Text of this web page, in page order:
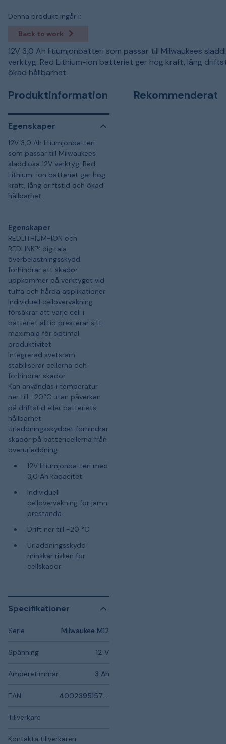
Denna produkt ingår i:
Back to work
12V 3,0 Ah litiumjonbatteri som passar till Milwaukees
verktyg. Red Lithium-ion batteriet ger hög kraft, lång
ökad hållbarhet.
Produktinformation
Egenskaper
12V 3,0 Ah litiumjonbatteri
som passar till Milwaukees
sladdlösa 12V verktyg. Red
Lithium-ion batteriet ger hög
kraft, lång driftstid och ökad
hållbarhet.
Egenskaper
REDLITHIUM-ION och
REDLINK™ digitala
överbelastningsskydd
förhindrar att skador
uppkommer på verktyget vid
tuffa och hårda applikationer
Individuell cellövervakning
försäkrar att varje cell i
batteriet alltid presterar sitt
maximala för optimal
produktivitet
Integrerad svetsram
stabiliserar cellerna och
förhindrar skador
Kan användas i temperatur
ner till -20°C utan påverkan
på driftstid eller batteriets
hållbarhet
Urladdningsskyddet förhindrar
skador på battericellerna från
överurladdning
12V litiumjonbatteri med
3,0 Ah kapacitet
Individuell
cellövervakning för jämn
prestanda
Drift ner till -20 °C
Urladdningsskydd
minskar risken för
cellskador
Specifikationer
Serie Milwaukee M12
Spänning 12 V
Amperetimmar 3 Ah
EAN
Tillverkare
Kontakta tillverkaren
Rekommenderat